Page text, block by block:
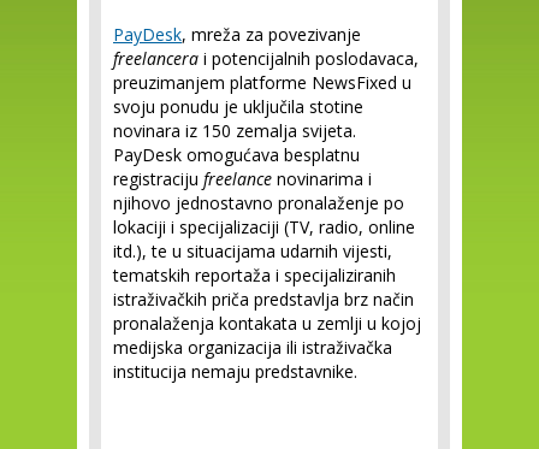
PayDesk, mreža za povezivanje
freelancera i potencijalnih poslodavaca,
preuzimanjem platforme NewsFixed u
svoju ponudu je uključila stotine
novinara iz 150 zemalja svijeta.
PayDesk omogućava besplatnu
registraciju freelance novinarima i
njihovo jednostavno pronalaženje po
lokaciji i specijalizaciji (TV, radio, online
itd.), te u situacijama udarnih vijesti,
tematskih reportaža i specijaliziranih
istraživačkih priča predstavlja brz način
pronalaženja kontakata u zemlji u kojoj
medijska organizacija ili istraživačka
institucija nemaju predstavnike.